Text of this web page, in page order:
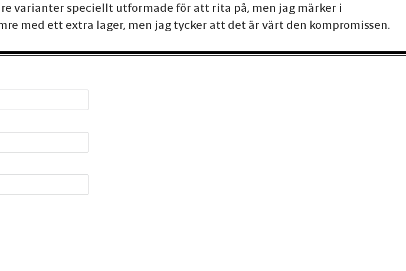
varianter speciellt utformade för att rita på, men jag märker i
med ett extra lager, men jag tycker att det är värt den kompromissen.